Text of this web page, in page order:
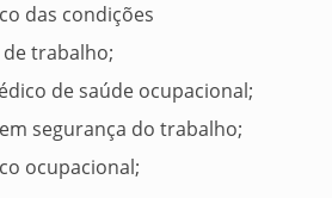
das condições
trabalho;
de saúde ocupacional;
segurança do trabalho;
ocupacional;